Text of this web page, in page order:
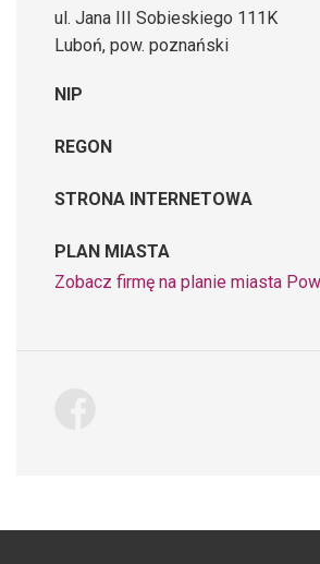
ul. Jana III Sobieskiego 111K
Luboń, pow. poznański
NIP
REGON
STRONA INTERNETOWA
PLAN MIASTA
Zobacz firmę na planie miasta